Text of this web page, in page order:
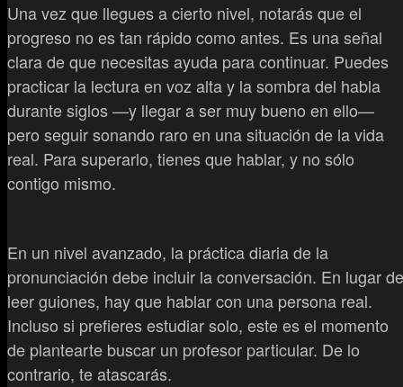
Una vez que llegues a cierto nivel, notarás que el
progreso no es tan rápido como antes. Es una señal
clara de que necesitas ayuda para continuar. Puedes
practicar la lectura en voz alta y la sombra del habla
durante siglos —y llegar a ser muy bueno en ello—
pero seguir sonando raro en una situación de la vida
real. Para superarlo, tienes que hablar, y no sólo
contigo mismo.
En un nivel avanzado, la práctica diaria de la
pronunciación debe incluir la conversación. En lugar de
leer guiones, hay que hablar con una persona real.
Incluso si prefieres estudiar solo, este es el momento
de plantearte buscar un profesor particular. De lo
contrario, te atascarás.